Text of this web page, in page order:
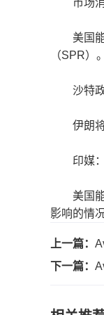
市场消
美国能
（SPR）。
沙特政
伊朗将1
印媒：
美国能
影响的情况
上一篇：
下一篇：